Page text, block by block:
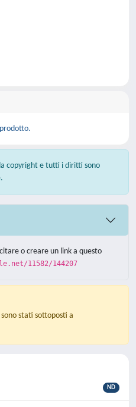
copyright e tutti i diritti sono
o creare un link a questo
11582/144207
stati sottoposti a
ND